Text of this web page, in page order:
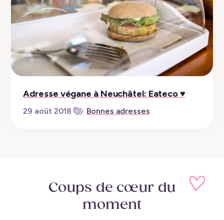
Adresse végane à Neuchâtel: Eateco ♥︎
29 août 2018 Bonnes adresses
Coups de cœur du
moment